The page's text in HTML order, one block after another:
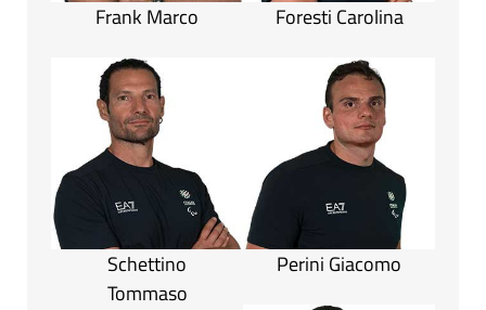
Frank Marco Foresti Carolina
Schettino
Tommaso
Perini Giacomo